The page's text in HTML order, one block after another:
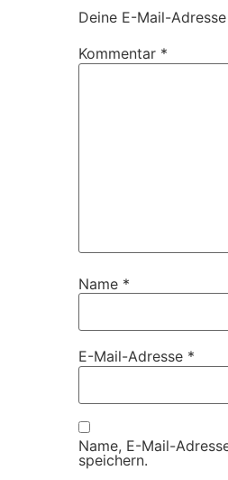
Deine E-Mail-
Kommentar *
Name *
E-Mail-Adresse *
Name, E-Mail-
speichern.